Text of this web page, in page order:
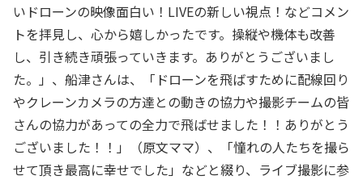
いドローンの映像面白い！LIVEの新しい視点！などコメン
トを拝見し、心から嬉しかったです。操縦や機体も改善
し、引き続き頑張っていきます。ありがとうございまし
た。」、船津さんは、「ドローンを飛ばすために配線回り
やクレーンカメラの方達との動きの協力や撮影チームの皆
さんの協力があっての全力で飛ばせました！！ありがとう
ございました！！」（原文ママ）、「憧れの人たちを撮ら
せて頂き最高に幸せでした」などと綴り、ライブ撮影に参